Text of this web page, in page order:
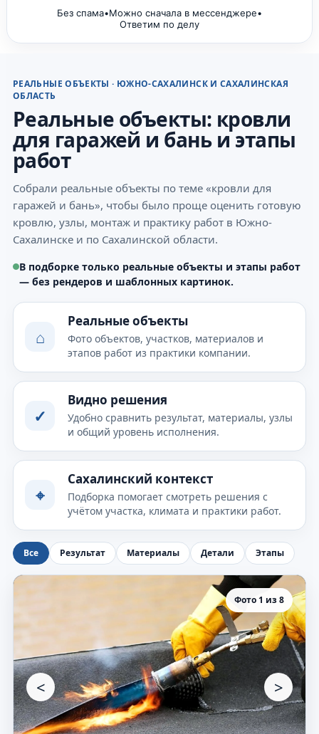
Без спама•Можно сначала в мессенджере•
Ответим по делу
РЕАЛЬНЫЕ ОБЪЕКТЫ · ЮЖНО-САХАЛИНСК И САХАЛИНСКАЯ
ОБЛАСТЬ
Реальные объекты: кровли
для гаражей и бань и этапы
работ
Собрали реальные объекты по теме «кровли для
гаражей и бань», чтобы было проще оценить готовую
кровлю, узлы, монтаж и практику работ в Южно-
Сахалинске и по Сахалинской области.
В подборке только реальные объекты и этапы работ
— без рендеров и шаблонных картинок.
⌂
Реальные объекты
Фото объектов, участков, материалов и
этапов работ из практики компании.
✓
Видно решения
Удобно сравнить результат, материалы, узлы
и общий уровень исполнения.
⌖
Сахалинский контекст
Подборка помогает смотреть решения с
учётом участка, климата и практики работ.
Все Результат Материалы Детали Этапы
Фото 1 из 8
< >